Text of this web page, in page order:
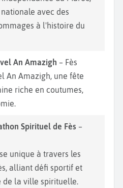
avec des
à l'histoire du
An Amazigh – Fès
An Amazigh, une fête
riche en coutumes,
Spirituel de Fès –
unique à travers les
alliant défi sportif et
la ville spirituelle.